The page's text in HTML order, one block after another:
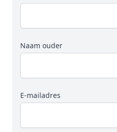
Naam ouder
E-mailadres